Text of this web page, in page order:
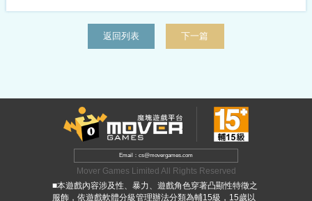
返回列表 下一篇
Email：cs@movergames.com
Mover Games Limited All Rights Reserved
■本遊戲內容涉及性、暴力、遊戲角色穿著凸顯性特徵之
服飾，依遊戲軟體分級管理辦法分類為輔15級，15歲以